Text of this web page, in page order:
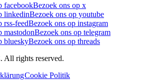
facebookBezoek ons op x
linkedinBezoek ons op youtube
rss-feedBezoek ons op instagram
mastodonBezoek ons op telegram
blueskyBezoek ons op threads
All rights reserved.
Cookie Politik